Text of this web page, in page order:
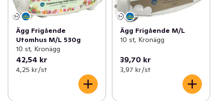
Ägg Frigående
Utomhus M/L 530g
10 st, Kronägg
42,54 kr
4,25 kr /st
Ägg Frigående M/L
10 st, Kronägg
39,70 kr
3,97 kr /st